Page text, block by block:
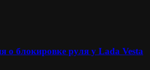
о блокировке руля у Lada Vesta